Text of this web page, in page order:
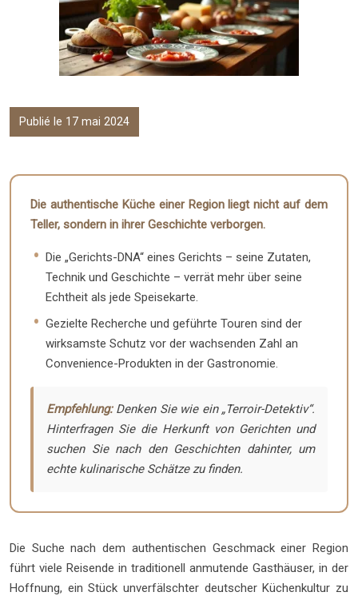
Publié le 17 mai 2024
Die authentische Küche einer Region liegt nicht auf dem
Teller, sondern in ihrer Geschichte verborgen.
Die „Gerichts-DNA“ eines Gerichts – seine Zutaten,
Technik und Geschichte – verrät mehr über seine
Echtheit als jede Speisekarte.
Gezielte Recherche und geführte Touren sind der
wirksamste Schutz vor der wachsenden Zahl an
Convenience-Produkten in der Gastronomie.
Empfehlung:Denken Sie wie ein „Terroir-Detektiv“.
Hinterfragen Sie die Herkunft von Gerichten und
suchen Sie nach den Geschichten dahinter, um
echte kulinarische Schätze zu finden.
Die Suche nach dem authentischen Geschmack einer Region
führt viele Reisende in traditionell anmutende Gasthäuser, in der
Hoffnung, ein Stück unverfälschter deutscher Küchenkultur zu